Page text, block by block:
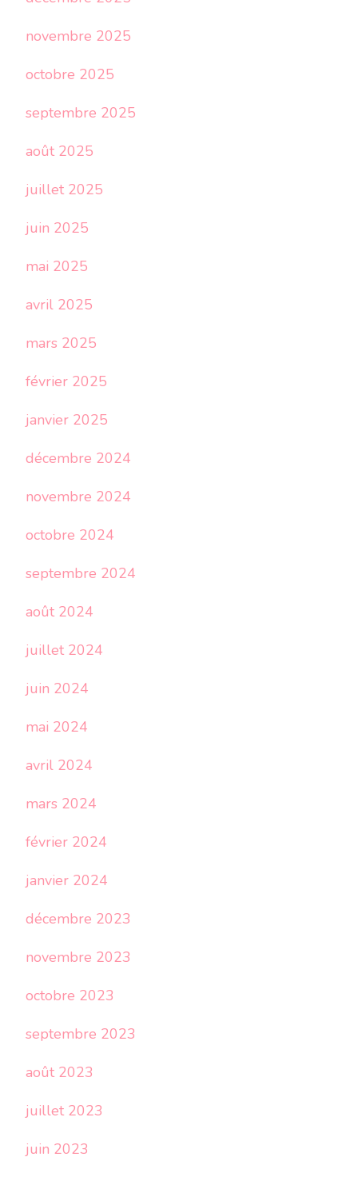
novembre 2025
octobre 2025
septembre 2025
août 2025
juillet 2025
juin 2025
mai 2025
avril 2025
mars 2025
février 2025
janvier 2025
décembre 2024
novembre 2024
octobre 2024
septembre 2024
août 2024
juillet 2024
juin 2024
mai 2024
avril 2024
mars 2024
février 2024
janvier 2024
décembre 2023
novembre 2023
octobre 2023
septembre 2023
août 2023
juillet 2023
juin 2023